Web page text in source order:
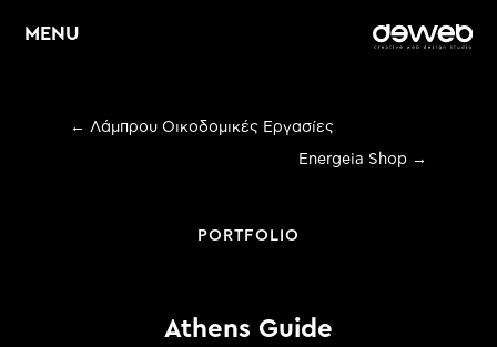
MENU
Development
← Λάμπρου Οικοδομικές Εργασίες
Energeia Shop →
PORTFOLIO
Athens Guide